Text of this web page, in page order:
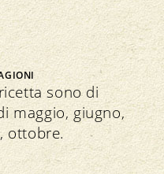
sono di
maggio, giugno,
ottobre.